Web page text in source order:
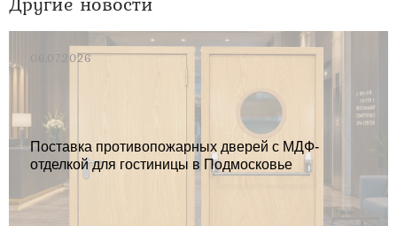
06.07.2026
Поставка противопожарных дверей с МДФ-
отделкой для гостиницы в Подмосковье